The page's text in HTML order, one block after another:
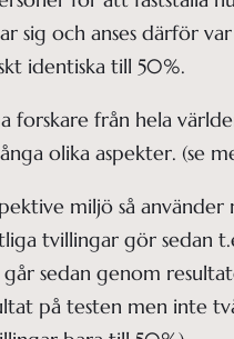
sig och anses därför
identiska till 50%.
forskare från hela
olika aspekter. (se
miljö så
tvillingar gör
går sedan genom
på testen men inte